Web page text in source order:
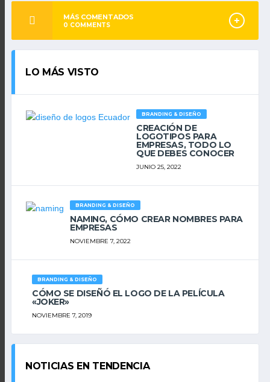
MÁS COMENTADOS
0 COMMENTS
LO MÁS VISTO
BRANDING & DISEÑO
CREACIÓN DE
LOGOTIPOS PARA
EMPRESAS, TODO LO
QUE DEBES CONOCER
JUNIO 25, 2022
BRANDING & DISEÑO
NAMING, CÓMO CREAR NOMBRES PARA
EMPRESAS
NOVIEMBRE 7, 2022
BRANDING & DISEÑO
CÓMO SE DISEÑÓ EL LOGO DE LA PELÍCULA
«JOKER»
NOVIEMBRE 7, 2019
NOTICIAS EN TENDENCIA